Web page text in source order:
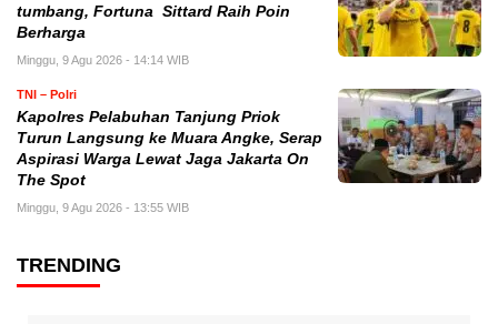
tumbang, Fortuna Sittard Raih Poin
Berharga
Minggu, 9 Agu 2026 - 14:14 WIB
TNI – Polri
Kapolres Pelabuhan Tanjung Priok
Turun Langsung ke Muara Angke, Serap
Aspirasi Warga Lewat Jaga Jakarta On
The Spot
Minggu, 9 Agu 2026 - 13:55 WIB
TRENDING